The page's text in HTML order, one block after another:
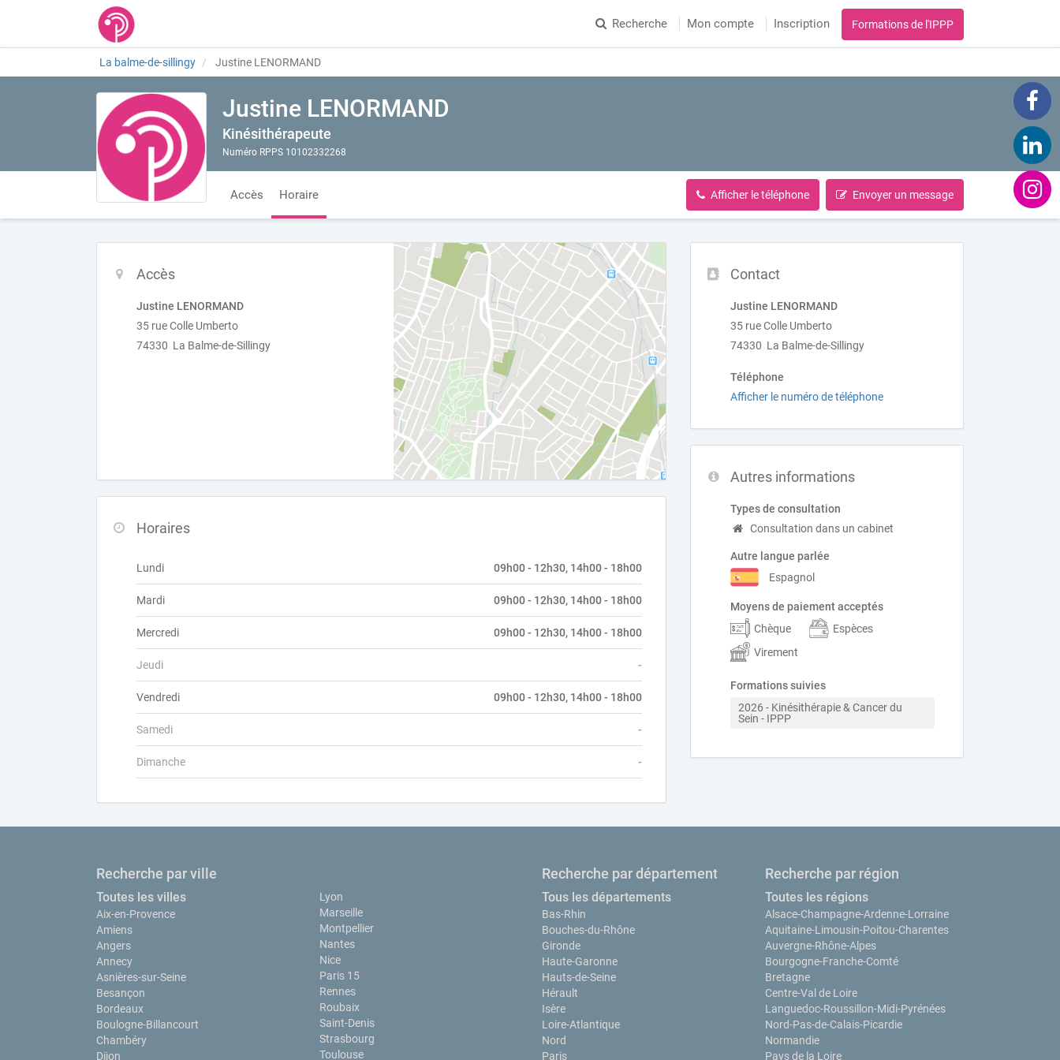
Recherche Mon compte Inscription Formations de l'IPPP
La balme-de-sillingy Justine LENORMAND
Justine LENORMAND
Kinésithérapeute
Numéro RPPS 10102332268
Accès Horaire Afficher le téléphone Envoyer un message
Contact
Justine LENORMAND
35 rue Colle Umberto
74330 La Balme-de-Sillingy
Téléphone
Afficher le numéro de téléphone
Autres informations
Types de consultation
Consultation dans un cabinet
Autre langue parlée
Espagnol
Moyens de paiement acceptés
Chèque
Espèces
Virement
Formations suivies
2026 - Kinésithérapie & Cancer du
Sein - IPPP
Accès
Justine LENORMAND
35 rue Colle Umberto
74330 La Balme-de-Sillingy
Horaires
Lundi 09h00 - 12h30, 14h00 - 18h00
Mardi 09h00 - 12h30, 14h00 - 18h00
Mercredi 09h00 - 12h30, 14h00 - 18h00
Jeudi -
Vendredi 09h00 - 12h30, 14h00 - 18h00
Samedi -
Dimanche -
Recherche par ville
Toutes les villes
Aix-en-Provence
Amiens
Angers
Annecy
Asnières-sur-Seine
Besançon
Bordeaux
Boulogne-Billancourt
Chambéry
Dijon
Lyon
Marseille
Montpellier
Nantes
Nice
Paris 15
Rennes
Roubaix
Saint-Denis
Strasbourg
Toulouse
Recherche par département
Tous les départements
Bas-Rhin
Bouches-du-Rhône
Gironde
Haute-Garonne
Hauts-de-Seine
Hérault
Isère
Loire-Atlantique
Nord
Paris
Recherche par région
Toutes les régions
Alsace-Champagne-Ardenne-Lorraine
Aquitaine-Limousin-Poitou-Charentes
Auvergne-Rhône-Alpes
Bourgogne-Franche-Comté
Bretagne
Centre-Val de Loire
Languedoc-Roussillon-Midi-Pyrénées
Nord-Pas-de-Calais-Picardie
Normandie
Pays de la Loire